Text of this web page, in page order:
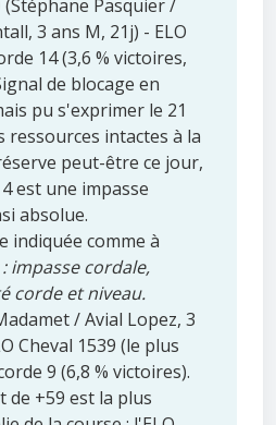
(Stéphane Pasquier /
3 ans M, 21j) - ELO
14 (3,6 % victoires,
de blocage en
pu s'exprimer le 21
ressources intactes à la
peut-être ce jour,
est une impasse
absolue.
indiquée comme à
impasse cordale,
corde et niveau.
/ Avial Lopez, 3
Cheval 1539 (le plus
9 (6,8 % victoires).
de +59 est la plus